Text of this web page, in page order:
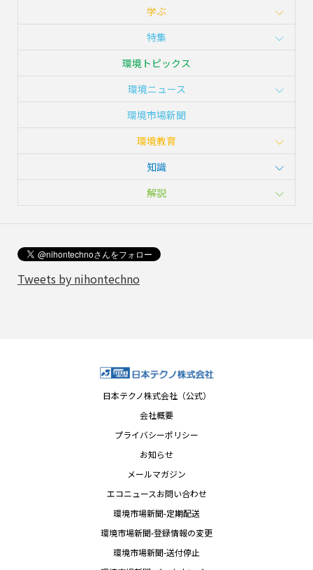
学ぶ
特集
環境トピックス
環境ニュース
環境市場新聞
環境教育
知識
解説
Tweets by nihontechno
日本テクノ株式会社（公式）
会社概要
プライバシーポリシー
お知らせ
メールマガジン
エコニュースお問い合わせ
環境市場新聞-定期配送
環境市場新聞-登録情報の変更
環境市場新聞-送付停止